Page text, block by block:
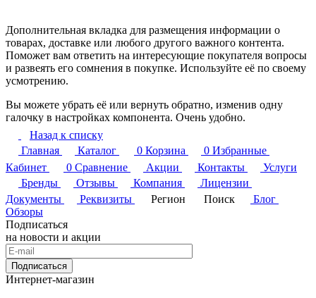
Дополнительная вкладка для размещения информации о
товарах, доставке или любого другого важного контента.
Поможет вам ответить на интересующие покупателя вопросы
и развеять его сомнения в покупке. Используйте её по своему
усмотрению.
Вы можете убрать её или вернуть обратно, изменив одну
галочку в настройках компонента. Очень удобно.
Назад к списку
Главная
Каталог 0 Корзина 0 Избранные
Кабинет
0 Сравнение Акции Контакты
Услуги
Бренды
Отзывы Компания
Лицензии
Документы
Реквизиты Регион Поиск
Блог
Обзоры
Подписаться
на новости и акции
Подписаться
Интернет-магазин